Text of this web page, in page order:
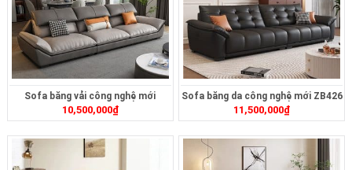
Sofa băng vải công nghệ mới
ZB430
10,500,000₫
Sofa băng da công nghệ mới ZB426
11,500,000₫